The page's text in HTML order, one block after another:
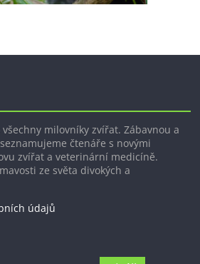
milovníky zvířat. Zábavnou a
čtenáře s novými
zvířat a veterinární medicíně.
ze světa divokých a
údajů